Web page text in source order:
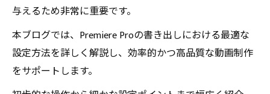
与えるため非常に重要です。
本ブログでは、Premiere Proの書き出しにおける最適な
設定方法を詳しく解説し、効率的かつ高品質な動画制作
をサポートします。